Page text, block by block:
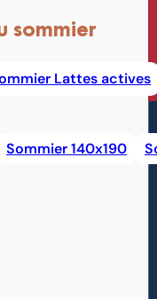
sommier
Lattes actives
Sommier 140x190